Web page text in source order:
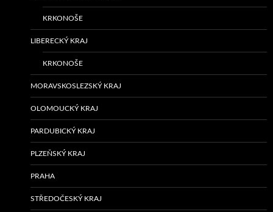
KRKONOŠE
LIBERECKÝ KRAJ
KRKONOŠE
MORAVSKOSLEZSKÝ KRAJ
OLOMOUCKÝ KRAJ
PARDUBICKÝ KRAJ
PLZEŇSKÝ KRAJ
PRAHA
STŘEDOČESKÝ KRAJ